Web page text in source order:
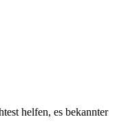
helfen, es bekannter